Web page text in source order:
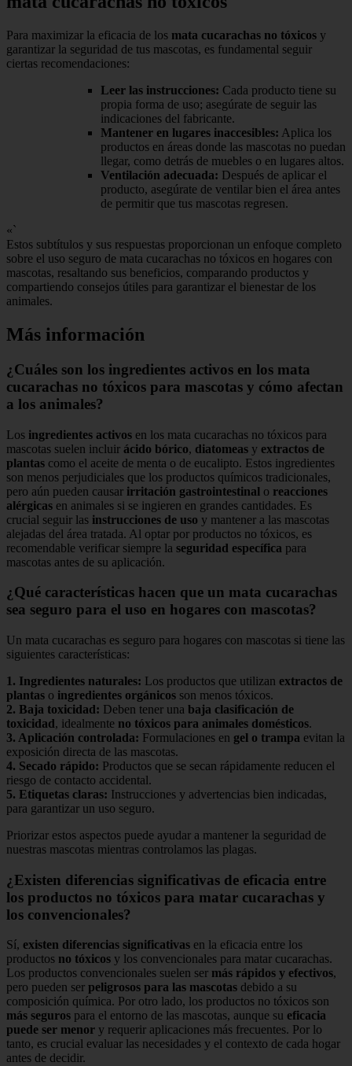
Para maximizar la eficacia de los mata cucarachas no tóxicos y
garantizar la seguridad de tus mascotas, es fundamental seguir
ciertas recomendaciones:
Leer las instrucciones: Cada producto tiene su
propia forma de uso; asegúrate de seguir las
indicaciones del fabricante.
Mantener en lugares inaccesibles: Aplica los
productos en áreas donde las mascotas no puedan
llegar, como detrás de muebles o en lugares altos.
Ventilación adecuada: Después de aplicar el
producto, asegúrate de ventilar bien el área antes
de permitir que tus mascotas regresen.
«`
Estos subtítulos y sus respuestas proporcionan un enfoque completo
sobre el uso seguro de mata cucarachas no tóxicos en hogares con
mascotas, resaltando sus beneficios, comparando productos y
compartiendo consejos útiles para garantizar el bienestar de los
animales.
Más información
¿Cuáles son los ingredientes activos en los mata
cucarachas no tóxicos para mascotas y cómo afectan
a los animales?
Los ingredientes activos en los mata cucarachas no tóxicos para
mascotas suelen incluir ácido bórico, diatomeas y extractos de
plantas como el aceite de menta o de eucalipto. Estos ingredientes
son menos perjudiciales que los productos químicos tradicionales,
pero aún pueden causar irritación gastrointestinal o reacciones
alérgicas en animales si se ingieren en grandes cantidades. Es
crucial seguir las instrucciones de uso y mantener a las mascotas
alejadas del área tratada. Al optar por productos no tóxicos, es
recomendable verificar siempre la seguridad específica para
mascotas antes de su aplicación.
¿Qué características hacen que un mata cucarachas
sea seguro para el uso en hogares con mascotas?
Un mata cucarachas es seguro para hogares con mascotas si tiene las
siguientes características:
1. Ingredientes naturales: Los productos que utilizan extractos de
plantas o ingredientes orgánicos son menos tóxicos.
2. Baja toxicidad: Deben tener una baja clasificación de
toxicidad, idealmente no tóxicos para animales domésticos.
3. Aplicación controlada: Formulaciones en gel o trampa evitan la
exposición directa de las mascotas.
4. Secado rápido: Productos que se secan rápidamente reducen el
riesgo de contacto accidental.
5. Etiquetas claras: Instrucciones y advertencias bien indicadas,
para garantizar un uso seguro.
Priorizar estos aspectos puede ayudar a mantener la seguridad de
nuestras mascotas mientras controlamos las plagas.
¿Existen diferencias significativas de eficacia entre
los productos no tóxicos para matar cucarachas y
los convencionales?
Sí, existen diferencias significativas en la eficacia entre los
productos no tóxicos y los convencionales para matar cucarachas.
Los productos convencionales suelen ser más rápidos y efectivos,
pero pueden ser peligrosos para las mascotas debido a su
composición química. Por otro lado, los productos no tóxicos son
más seguros para el entorno de las mascotas, aunque su eficacia
puede ser menor y requerir aplicaciones más frecuentes. Por lo
tanto, es crucial evaluar las necesidades y el contexto de cada hogar
antes de decidir.